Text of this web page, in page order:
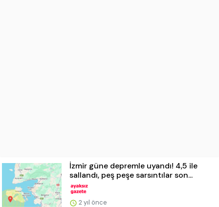
İzmir güne depremle uyandı! 4,5 ile
sallandı, peş peşe sarsıntılar son...
2 yıl önce